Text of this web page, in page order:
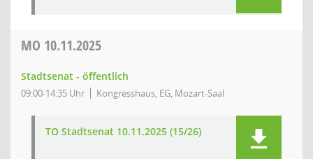
MO 10.11.2025
Stadtsenat - öffentlich
09:00-14:35 Uhr Kongresshaus, EG, Mozart-Saal
TO Stadtsenat 10.11.2025 (15/26)